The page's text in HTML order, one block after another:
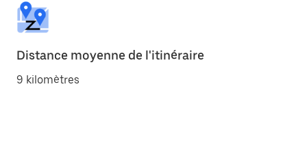
Distance moyenne de l'itinéraire
9 kilomètres